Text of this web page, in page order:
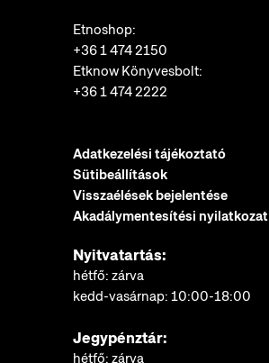
Etnoshop:
+36 1 474 2150
Etknow Könyvesbolt:
+36 1 474 2222
Adatkezelési tájékoztató
Sütibeállítások
Visszaélések bejelentése
Akadálymentesítési nyilatkozat
Nyitvatartás:
hétfő: zárva
kedd-vasárnap: 10:00-18:00
Jegypénztár:
hétfő: zárva